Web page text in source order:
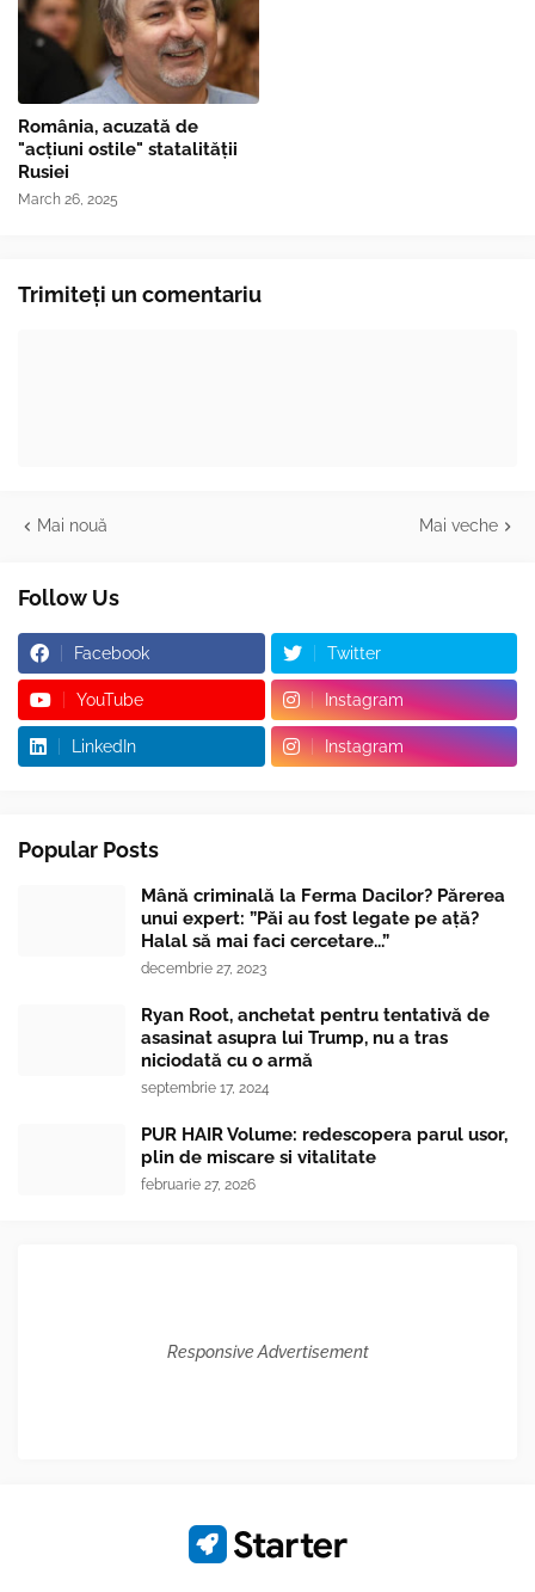
România, acuzată de
"acțiuni ostile" statalității
Rusiei
March 26, 2025
Trimiteți un comentariu
Mai nouă Mai veche
Follow Us
Facebook Twitter
YouTube Instagram
LinkedIn Instagram
Popular Posts
Mână criminală la Ferma Dacilor? Părerea
unui expert: ”Păi au fost legate pe ață?
Halal să mai faci cercetare...”
decembrie 27, 2023
Ryan Root, anchetat pentru tentativă de
asasinat asupra lui Trump, nu a tras
niciodată cu o armă
septembrie 17, 2024
PUR HAIR Volume: redescopera parul usor,
plin de miscare si vitalitate
februarie 27, 2026
Responsive Advertisement